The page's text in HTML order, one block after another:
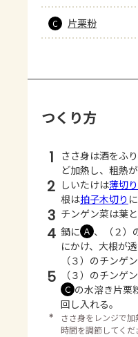
C 片栗粉
つくり方
1
ささ身は酒をふ
ど加熱し、粗熱
2 しいたけは薄切り
根は拍子木切り
3 チンゲン菜は葉
4 鍋に Ａ 、（２）
にかけ、大根が
（３）のチンゲ
5 （３）のチンゲ
Ｃ の水溶き片栗
回し入れる。
＊
ささ身をレンジで
時間を調節してくだ